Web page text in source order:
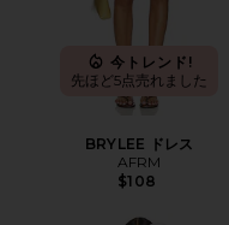
今トレンド!
先ほど5点売れました
BRYLEE ドレス
AFRM
$108